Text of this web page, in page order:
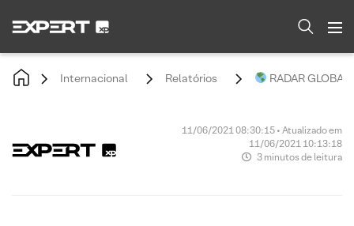
Internacional Relatórios RADAR
11/06/2021 08:30:15 • Atualizado em
11/06/2021 10:13:18
3 minutos de leitura